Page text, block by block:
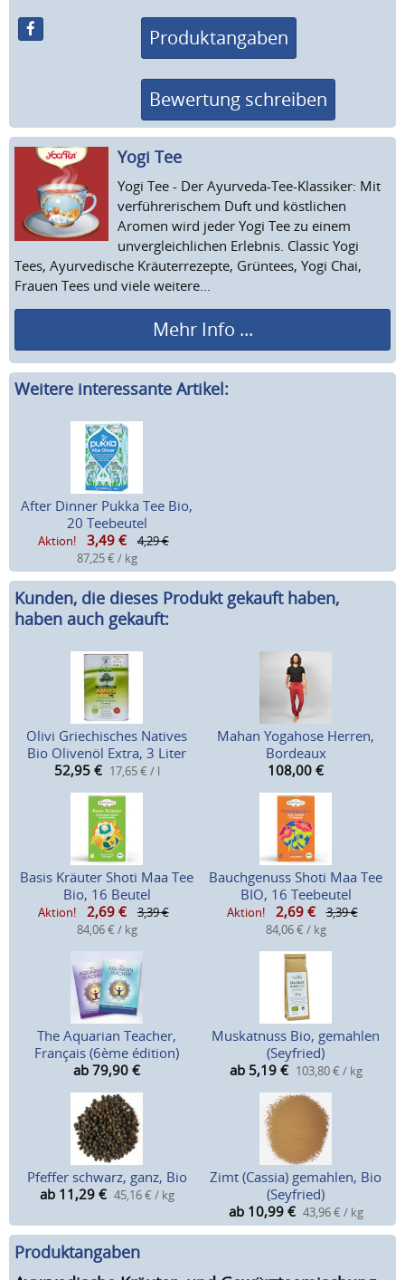
Produktangaben
Bewertung schreiben
Yogi Tee
Yogi Tee - Der Ayurveda-Tee-Klassiker: Mit
verführerischem Duft und köstlichen
Aromen wird jeder Yogi Tee zu einem
unvergleichlichen Erlebnis. Classic Yogi
Tees, Ayurvedische Kräuterrezepte, Grüntees, Yogi Chai,
Frauen Tees und viele weitere...
Mehr Info ...
Weitere interessante Artikel:
After Dinner Pukka Tee Bio,
20 Teebeutel
Aktion! 3,49 €
4,29 €
87,25 € / kg
Kunden, die dieses Produkt gekauft haben,
haben auch gekauft:
Olivi Griechisches Natives
Bio Olivenöl Extra, 3 Liter
52,95 € 17,65 € / l
Mahan Yogahose Herren,
Bordeaux
108,00 €
Basis Kräuter Shoti Maa Tee
Bio, 16 Beutel
Aktion! 2,69 €
3,39 €
84,06 € / kg
Bauchgenuss Shoti Maa Tee
BIO, 16 Teebeutel
Aktion! 2,69 €
3,39 €
84,06 € / kg
The Aquarian Teacher,
Français (6ème édition)
ab 79,90 €
Muskatnuss Bio, gemahlen
(Seyfried)
ab 5,19 € 103,80 € / kg
Pfeffer schwarz, ganz, Bio
ab 11,29 € 45,16 € / kg
Zimt (Cassia) gemahlen, Bio
(Seyfried)
ab 10,99 € 43,96 € / kg
Produktangaben